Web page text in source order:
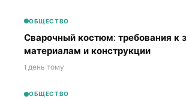
ОБЩЕСТВО
Сварочный костюм: требования к
материалам и конструкции
1 день тому
ОБЩЕСТВО